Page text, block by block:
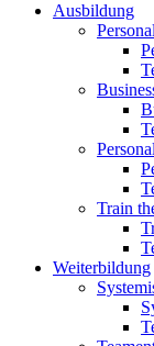
Ausbildung
Train
Weiterbildung